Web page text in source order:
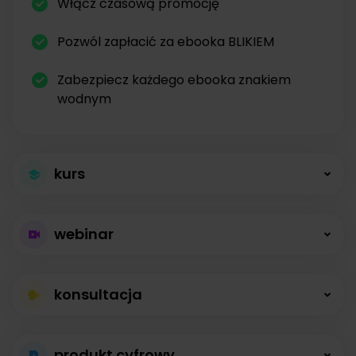
Pozwól zapłacić za ebooka BLIKIEM
Zabezpiecz każdego ebooka znakiem
wodnym
kurs
kursów
Kursy online z modułami, lekcjami, nagraniami i
opisami dostępne od zaraz.
webinar
bez limitów
konsultacja